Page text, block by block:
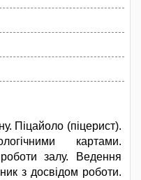
Піцайоло (піцерист).
картами.
роботи залу. Ведення
з досвідом роботи.